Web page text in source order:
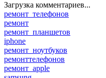
Загрузка комментариев...
ремонт_телефонов
ремонт
ремонт_планшетов
iphone
ремонт_ноутбуков
ремонттелефонов
ремонт_apple